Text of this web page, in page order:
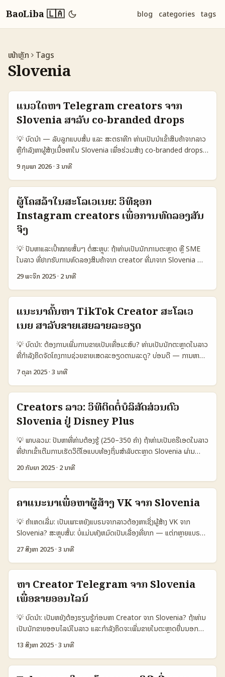
BaoLiba 🇱🇦 blog categories tags
ໜ້າຫຼັກ Tags
Slovenia
ແນວໃດຫາ Telegram creators ຈາກ
Slovenia ສໍາລັບ co‑branded drops
💡 ບົດນໍາ — ລັບລູກແບບສັ້ນ ແລະ ສະຕຣາທີກ ທ່ານເປັນນຳເຂົ້າສິນຄ້າຈາກລາວ
ຫຼືກຳລັງຫາຜູ້ສ້າງເນື້ອຫາໃນ Slovenia ເພື່ອຮ່ວມສ້າງ co‑branded drops
ຜ່ານ Telegram? ดี — ບລັອກນີ້ມີກ່ອນຄວາມຈິງແລະກັບແນວທີ່ກະຈົບເປັນ
ວິທີການທຳງານທີ່ຜູ້ຕະຫລາດໃນພາກພື້ນແບບການຂະຫນາດນ້ອຍຈໍາເປັນຕ້ອງຮູ້:
ທຳແນວໃດຈະຄົ້ນ, ແນວໃດຈະຕິດຕໍ່, ແລະວິທີທີ່ຈະຮ່ວມສ້າງສິນຄ້າໃຫ້ສຳເລັດ ໂດຍ
ບໍ່ເສຍເງິນອົດທົນຫຼາຍ. ໃນລະດັບປະຈຸບັນ Telegram ເປັນແພລດຟອມທີ່
creators ຫຼາຍຄົນໃຊ້ສໍາລັບການສື່ສານກັບ community — ຈິງນັ້ນຈະເຮັດ
ໃຫ້ເປັນເສັ້ນທີ່ດີສໍາລັບ co‑branded drops. ບັນຫາຫນຶ່ງແມ່ນວ່າ, ການຄົ້ນ
creators ຈາກ Slovenia ໃນ Telegram ບໍ່ແມ່ນເລື່ອງທີ່ຈະພົບງ່າຍຜ່ານ
search ທົ່ວໄປ — ຕ້ອງຕົວຈິງ, ການເບິ່ງ metadata, ແລະການເຊື່ອມຕໍ່
offline ເພື່ອສ້າງຄວາມໄວ້ໃຈ. (ໃຫ້ຈຶ່ງຈຳ: Telegram ຖືກສ້າງໂດຍ Pavel
Durov ແລະມີທຸລະກິດການປອດໄພສູງ — ຂໍ້ນີ້ຈຶ່ງສາມາດນໍາໃຊ້ເພື່ອເຂົ້າໃຈຖານ
ທີ່ຂອງ platform ຕາມຂ່າວທົ່ວໂລກ ຕາມຂ່າວອ້າງອີກໜຶ່ງ.) ອ້າງອີງ: ອະທິບາຍ
9 ກຸມພາ 2026·3 ນາທີ
ຜູ້ໂຄສລ້າໃນສະໂລເວເນຍ: ວິທີຊອກ
Instagram creators ເພື່ອການທົດລອງສັນ
ຈິງ
💡 ປັນຫາແລະເປົ້າໝາຍສັ້ນໆ ຕໍ່ສະຫຼຸບ: ຖ້າທ່ານເປັນນັກການຕະຫຼາດ ຫຼື SME
ໃນລາວ ທີ່ຢາກຮັບການທົດລອງສິນຄ້າຈາກ creator ທີ່ມາຈາກ Slovenia —
ບໍ່ຄືນງ່າຍ. ຂໍ້ທີ່ຈະເຮັດໃຫ້ຍາກແມ່ນ: ວິໄຈຕ່າງກັນຂອງພື້ນທີ່, ການພັດທະນາຄ່າ
ຊ້ອນຂໍ້ມູນ influencer, ແລະການວິເຄາະ authenticity ທີ່ບໍ່ສາມາດເພີ່ມພູມ
ດ້ວຍ ads ເທົ່ານັ້ນ. ບົດຄວາມນີ້ແມ່ນພາລະງານສິ່ງທີ່ຜມ່າຈາກການສັງເກດອອນ
ໄລນ໌, ການວິເຄາະຄວາມຄິດເຫມືອນຂອງຜູ້ໃຊ້, ແລະແນວເຮັດທີ່ມີຂໍ້ໃຫ້ທ່ານນຳໄປ
ປະຕິບັດ — ບໍ່ແມ່ນລາຍຊື່ທົ່ວໄປເທົ່ານັ້ນ. ພ້ອມກັບຄຳແນະນຳນີ້ ແລະຕົວຢ່າງຈິງ
ຈາກການຂໍ້ມູນຫຼາຍຢ່າງ (ລວມເຖິງ Meta AI translation feature ທີ່ອາດ
ຊ່ວຍຟາງການຂໍ້ຄວາມຂອງ creators ທີ່ບໍ່ເປັນພາສາຂອງທ່ານ) — ບໍ່ຢ່າງນ້ອຍ
ຈະຊ່ວຍເຮັດໃຫ້ການຄົ້ນເຫັນຜູ້ສ້າງຈິງຈັງຂຶ້ນ. 📊 ຕາຕະລາງຂໍ້ມູນ (ການເທົ່າກັບ
Platform) 🧩 Metric Instagram (SI🇸🇮) TikTok (SI🇸🇮)
Facebook (SI🇸🇮) 👥 Monthly Active 450.000 600.000
Review Credibility High Medium Medium-Low 💰 Avg Collab
Cost / Post €120 €150 €90 🔍 Best Use Case Visual
product reviews Short viral demos Community posts &
groups ຕາຕະລາງແບບງ່າຍນີ້ແສດງເຫັນວ່າ Instagram ໃນ Slovenia ຍັງ
ເປັນທີ່ດີສໍາລັບການທົດລອງສິນຄ້າທີ່ຕ້ອງການໂພສຮູບພາບສູງແລະຄວາມເຊື່ອມ
ໂຍງ (reviews). TikTok ເຫັນ engagement ສູງແຕ່ຄ່າຈ່າຍສູງກ່ອນທີ່ຈະ
29 ພະຈິກ 2025· 2 ນາທີ
ແນະນຳຄົ້ນຫາ TikTok Creator ສະໂລເວ
ເນຍ ສໍາລັບຂາຍເສຍລາຍລະອຽດ
💡 ບົດນໍາ: ຕ້ອງການເພີ່ມການຂາຍເປັນເທື່ອມະສົບ? ທ່ານເປັນນັກຕະຫຼາດໃນລາວ
ທີ່ກຳລັງຄິດຈັດໂຄງການຊ່ວຍຂາຍເສດລະອຽດຕາມລະດູ? ບ່ອນດີ — ການຫາ
TikTok creators ຈາກສະໂລເວເນຍ (Slovenia) ບໍ່ແມ່ນວຽກທີ່ຍາກເກີນ:
ຕ້ອງຮູ້ຕົວຈິງ, ກ່ອນໜ້າ, ແລະເອົາແຜນທີ່ຊັດເຈນ. ບົດນີ້ສະຫຼຸບຈາກການສຳຫຼວດ
ອອນໄລນ ແລະແຫຼ່ງຂໍ້ມູນທີ່ກ່ອນໜ້າ (ລຸ້ນ “la reserva” ທີ່ພວກເຮົາໄດ້ອ້າງວ່າ
TikTok ເປັນແຫຼ່ງແນະນຳການເດີນທາງ ແລະ Travel Ads ຊ່ວຍປັບອັດຕາການ
ຈອງ), ແລະຜະລິດເປັນແຜນງານເປັນຂັ້ນ — ສະເລີຍສຳລັບນັກຕະຫຼາດໃນລາວທີ່
ຕ້ອງການເຂົ້າສະເຫຼີມກັບຕະຫຼາດຢູ່ສະໂລເວເນຍ. ສິ່ງທີ່ຈະເປັນຊັດເຈນໃນບົດຄວາມ
ນີ້: - ການຄັດຄືນຜູ້ສ້າງສ່ວນເນື້ອຫາ TikTok ທີ່ເໝາະສຳລັບການຂາຍລະດູ
(Christmas, summer, ski season). - ວິທີສອບຖາມ, ເຄື່ອງມືການ
ຄົ້ນຫາ, ແລະການປະເມີນຜົນ. - ການນໍາ Travel Ads ແດ່ວໃດໄປປະສົງກັບ
influencer-driven UGC. - ລາຍການແນະນຳຕົວຢ່າງ, KPI ແລະແຜນງານທີ່
🧩 Metric Option A Option B Option C 👥 Monthly Active
1.200.000 800.000 1.000.000 📈 Conversion 12% 8% 9% 💬
Avg Engagement 6.5% 4.2% 5.0% 💰 Avg CPM €8 €12 €10
🎯 Best For ການຈອງເດີ້ນທາງ ແຄຣເມີທ໌ຂາຍສິ່ງຂອງ ສິນຄ້າ seasonal
ທົ່ວໄປ ຕາຕະລາງນີ້ສະແດງການປຽບທຽບລະຫວ່າງທາງເລືອກສໍາລັບການເປັນການ
ໂຄສະນາ influencer-driven: Option A ເຫັນວ່າມີ reach ແລະ
engagement ດີສຸດ (ເຫັນຜົນດີສຳລັບ travel), ໃນຂະນະທີ່ Option B
ເຫັນ CPM ສູງແຕ່ອາດເຮັດໃຫ້ສົມຄຸນກັບຜະລິດຕະພັນ niche. ຂໍ້ສະເຫຼີມ: ການ
conversion ເມື່ອນຳມາຮ່ວມກັບ UGC ຂອງ creator.* ...
7 ຕຸລາ 2025·3 ນາທີ
Creators ລາວ: ວິທີຕິດຕໍ່ບໍລິສັດສ່ວນຕົວ
Slovenia ຢູ່ Disney Plus
💡 ພາບລວມ: ປັນຫາທີ່ທ່ານຕ້ອງຮູ້ (250–350 ຄໍາ) ຖ້າທ່ານເປັນຄຣີເອດໃນລາວ
ທີ່ຢາກເຂົ້າເຕີມການເຮັດວິດີໂອແບບທ້ອງຖິ່ນສໍາລັບຕະຫຼາດ Slovenia ຜ່ານ
Disney Plus ຫຼື ບໍລິສັດທີ່ກ່ຽວຂ້ອງ — ບັນຫາຫນຶ່ງຄື ວິທີຕິດຕໍ່ຄົນທີ່ຖືກຕ້ອງ
ທີ່ສຸດທີ່ຈະເປັນພາກສ່ວນຂອງ eco-system ຂອງ streaming. ເບິ່ງຈາກ
ການເຄົາລົບໃນອຸດສາຫະກຳ, ສື່ເນັດຮູບແບບເປັນ mecha­naອກຳລັງປ່ຽນແປງ
(mntd_fr ບັນທຶກໄວ້ວ່າ TV ເປັນຈຸດຫນຶ່ງທີ່ຍັງຄົງສຳຄັນ ແລະການນຳດຽວທີ່ດີ
ເຮັດໃຫ້ການຕະຫຼາດສີ່ງວິດີໂອເຄື່ອງກັນ). ນັກເຮັດເນື້ອຫາຕ້ອງຮູ້ວ່າ brand ທີ່
ເປັນສ່ວນສຳຄັນຂອງ Disney Plus ໃນ Slovenia ມີເນື້ອຫາປະເພດໃດ, ການ
ເຂົ້າເຖິງຜູ້ຕິດຕໍ່ແບບທີ່ເຫັນຄ່າ, ແລະການແກ້ໄຂ IP/ກົດໝາຍເພື່ອຮ່ວມງານ. 📊
ຕາຕະລາງ Data Snapshot: ການເລືອກແບບການຕິດຕໍ່ (Countries
comparison) 🧩 Metric Direct Brand Outreach Local
Distributor / PR Platform Partnership (Disney Plus) 👥
Monthly Active 50 30 5 📈 Conversion 22% 14% 35% ⏱️
Time to Close 2–8 ອາທິດ 4–12 ອາທິດ 1–6 ເດືອນ 💰 Avg
Budget Needed €500–2.000 €1.000–5.000 €5.000+ 🎯
ຕາຕະລາງສະແດງວ່າວິທີ Direct Outreach ເຫັນຜົນໄດ້ໄວ້ແລະຄຸນນະພາບ
ການຄວບຄຸມເນື້ອຫາສູງ, ແຕ່ກໍຕ້ອງລົງທຶນແລະເສຍເວລາໃນການປັ້ນຄວາມເຊື່ອມ
ໂຍງ. ການເຮັດວຽກຜ່ານ local distributor ຫຼື PR ຊ່ວຍເພີ່ມຄວາມນ້ອຍ
ສະເພາະ ແລະຮັບມືກັບກົດໝາຍໃນທ້ອງຖິ່ນ, ສໍາລັບ Disney Plus
partnership ຕ້ອງມີງວດການຕື່ມທຶນແລະຄວາມພາຍໃນທີ່ຫຼາຍເພື່ອ Access
IP ແລະ distribution. ...
20 ກັນຍາ 2025· 2 ນາທີ
ຄຳແນະນໍາເພື່ອຫາຜູ້ສ້າງ VK ຈາກ Slovenia
💡 ຄຳເຫດເລີ່ມ: ເປັນເພາະຫຍັງແບຣນຈາກລາວຕ້ອງຫາເຊິ່ງຜູ້ສ້າງ VK ຈາກ
Slovenia? ສະຫຼຸບສັ້ນ: ບໍ່ແມ່ນທັງຫມົດເປັນເລື່ອງທີ່ຍາກ — ແຕ່ກຫຼາຍແບຣນ
ທີ່ຈະເຮັດໃຫ້ຄວາມຄິດເຫັນດີຂຶ້ນໃນຕະຫຼາດ Slovenia ໂດຍຜ່ານ VK ຕ້ອງຮັບ
ທັບກັບຄຸນລັກສະນະທ່ານຜູ້ຊາຍແລະຜູ້ຍິງທີ່ເປັນກຸ່ມເຉື່ອງ, ການເລືອກເນື້ອຫາ
ແບບທີ່ຮອງຮັບກັບຂໍ້ຫມາຍຂອງຕົວແທນແລະການຕິດຕໍ່ທີ່ມີຈິງຈັງເປັນສິ່ງສຳຄັນ.
ຂ່າວ, ຜູ້ສ້າງໃນບໍລິການ VK AdBlogger ມີການທຳສຳລັບການແບ່ງປັນການ
ລົງທຶນ — ຕາມ press release ຂອງ ВКонтакте, ໃນ Q2 ຂອງ 2025
ແລະຈັກກ່ອນມື້ເຖິງມື້ມິຖຸນາຈັດການດ້ວຍ 700.000 ການຮ່ວມມືໃນທົ່ວແພກ
(ВКонтакте press service). - ທ່ານຈະເຊື່ອມຕໍ່ແນວໃດ: ນັກຕະຫຼາດ
ສ່ວນໃຫຍ່ນຳໃຊ້ລະບົບ marketplaces (ເຊັ່ນ VK AdBlogger), ກຸ່ມ
travel, fitness, ວັດທະນະທຳ — ດັ່ງ press release ທີ່ກ່າວ travel
27 ສິງຫາ 2025·3 ນາທີ
ຫາ Creator Telegram ຈາກ Slovenia
ເພື່ອຂາຍອອນໄລນ໌
💡 ບົດນໍາ: ເປັນຫຍັງຕ້ອງຮຽນຮູ້ກ່ອນຫາ Creator ຈາກ Slovenia? ຖ້າທ່ານ
ເປັນນັກຂາຍອອນໄລນ໌ໃນລາວ ແລະກຳລັງຄິດຈະເພີ່ມຂາຍໃນຕະຫຼາດຍື່ນນອກ
ການເຊື່ອມຕໍ່ກັບ Telegram creators ຈາກ Slovenia ອາດເປັນທາງເລືອກ
ທີ່ດີ — ແຕ່ມັນບໍ່ງ່າຍ. ບັນຫາໃນການຄົ້ນຫາຄື: ຜູ້ຂຽນສ່ວນໃຫຍ່ຢູ່ໃນຊ່ອງໃດ,
ຈຳນວນ follower ບໍ່ຊັດ, ການດູແລຂໍ້ມູນການຄ້າຂໍ້ຈຳກັດ, ແລະການວັດຜົນຈິງ
ໃນຕະຫຼາດເປັນສ່ວນໜຶ່ງ. ບລັງສ່ວນທີ່ຍັງເປັນຄວາມໂຕ້ຕອບ: ສື່ສັງຄົມເປັນແນວ
13 ສິງຫາ 2025·3 ນາທີ